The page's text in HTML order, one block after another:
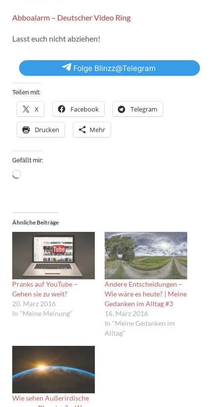
Abboalarm – Deutscher Video Ring
Lasst euch nicht abziehen!
Folge Blinzz@Telegram
Teilen mit:
X Facebook Telegram
Drucken Mehr
Gefällt mir:
Wird
Ähnliche Beiträge
Pranks auf YouTube –
Gehen sie zu weit?
20. März 2016
In "Meine Meinung"
Andere Entscheidungen –
Wie wäre es heute? | Meine
Gedanken im Alltag #3
16. März 2016
In "Meine Gedanken im
Alltag"
Wie sehen Außerirdische